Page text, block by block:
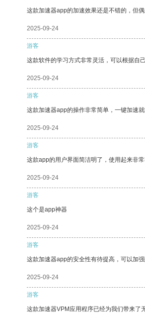
这款加速器app的加速效果还是不错的，但
2025-09-24
游客
这款软件的学习方式非常灵活，可以根据自
2025-09-24
游客
这款加速器app的操作非常简单，一键加速就
2025-09-24
游客
这款app的用户界面简洁明了，使用起来非
2025-09-24
游客
这个是app神器
2025-09-24
游客
这款加速器app的安全性有待提高，可以加
2025-09-24
游客
这款加速器VPM应用程序已经为我们带来了